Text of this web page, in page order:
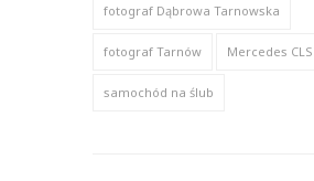
fotograf Dąbrowa Tarnowska
fotograf Tarnów Mercedes CLS
samochód na ślub